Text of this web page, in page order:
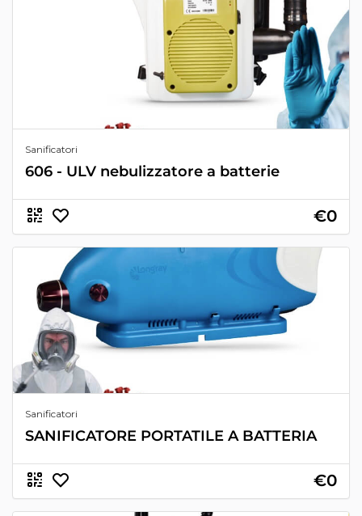
Sanificatori
606 - ULV nebulizzatore a batterie
€0
Sanificatori
SANIFICATORE PORTATILE A BATTERIA
€0